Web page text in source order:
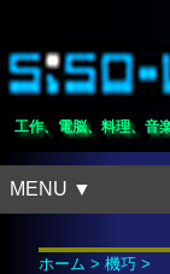
工作、電脳、料理、音
MENU ▼
ホーム >機巧 >